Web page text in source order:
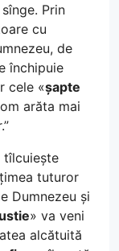
Prin
cu
de
închipuie
cele «șapte
arăta mai
tîlcuiește
tuturor
Dumnezeu și
» va veni
alcătuită